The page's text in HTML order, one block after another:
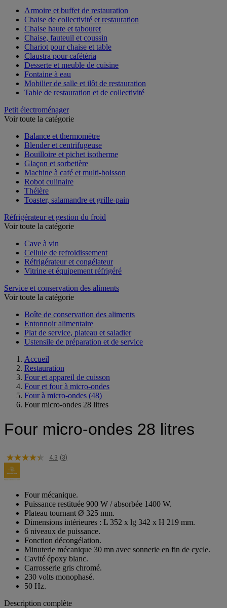
Armoire et buffet de restauration
Chaise de collectivité et restauration
Chaise haute et tabouret
Chaise, fauteuil et coussin
Chariot pour chaise et table
Claustra pour cafétéria
Desserte et meuble de cuisine
Fontaine à eau
Mobilier de salle et ilôt de restauration
Table de restauration et de collectivité
Petit électroménager
Voir toute la catégorie
Balance et thermomètre
Blender et centrifugeuse
Bouilloire et pichet isotherme
Glaçon et sorbetière
Machine à café et multi-boisson
Robot culinaire
Théière
Toaster, salamandre et grille-pain
Réfrigérateur et gestion du froid
Voir toute la catégorie
Cave à vin
Cellule de refroidissement
Réfrigérateur et congélateur
Vitrine et équipement réfrigéré
Service et conservation des aliments
Voir toute la catégorie
Boîte de conservation des aliments
Entonnoir alimentaire
Plat de service, plateau et saladier
Ustensile de préparation et de service
Accueil
Restauration
Four et appareil de cuisson
Four et four à micro-ondes
Four à micro-ondes (48)
Four micro-ondes 28 litres
Four micro-ondes 28 litres
4.3 (3)
Four mécanique.
Puissance restituée 900 W / absorbée 1400 W.
Plateau tournant Ø 325 mm.
Dimensions intérieures : L 352 x lg 342 x H 219 mm.
6 niveaux de puissance.
Fonction décongélation.
Minuterie mécanique 30 mn avec sonnerie en fin de cycle.
Cavité époxy blanc.
Carrosserie gris chromé.
230 volts monophasé.
50 Hz.
Description complète